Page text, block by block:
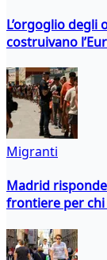
L’orgoglio degli
costruivano
Migranti
Madrid
frontiere per